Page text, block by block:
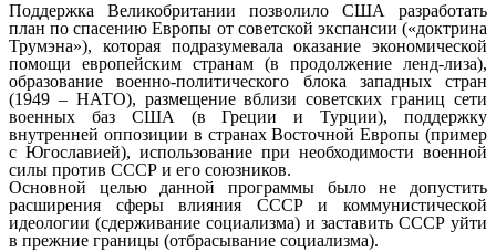
Поддержка Великобритании позволило США разработать
план по спасению Европы от советской экспансии («доктрина
Трумэна»), которая подразумевала оказание экономической
помощи европейским странам (в продолжение ленд-лиза),
образование военно-политического блока западных стран
(1949 – НАТО), размещение вблизи советских границ сети
военных баз США (в Греции и Турции), поддержку
внутренней оппозиции в странах Восточной Европы (пример
с Югославией), использование при необходимости военной
силы против СССР и его союзников.
Основной целью данной программы было не допустить
расширения сферы влияния СССР и коммунистической
идеологии (сдерживание социализма) и заставить СССР уйти
в прежние границы (отбрасывание социализма).